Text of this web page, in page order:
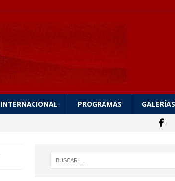
INTERNACIONAL PROGRAMAS GALERÍAS